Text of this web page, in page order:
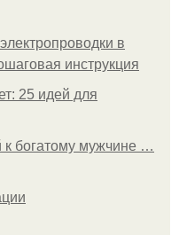
в
инструкция
25 идей для
к богатому мужчине …